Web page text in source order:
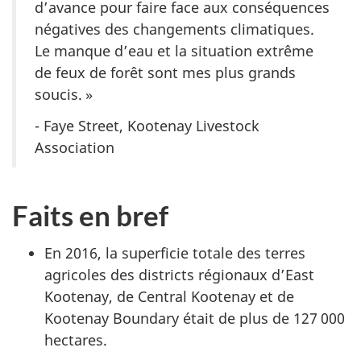
d’avance pour faire face aux conséquences
négatives des changements climatiques.
Le manque d’eau et la situation extrême
de feux de forêt sont mes plus grands
soucis. »
- Faye Street, Kootenay Livestock
Association
Faits en bref
En 2016, la superficie totale des terres
agricoles des districts régionaux d’East
Kootenay, de Central Kootenay et de
Kootenay Boundary était de plus de 127 000
hectares.